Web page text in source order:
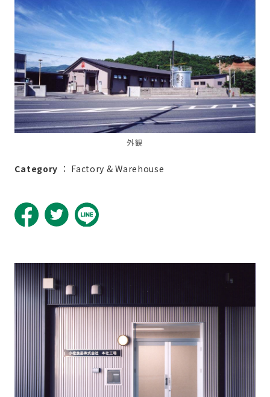
外観
Category ： Factory & Warehouse